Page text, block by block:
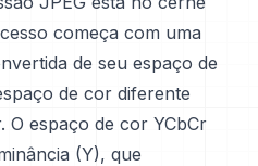
começa com uma
de seu espaço de
de cor diferente
O espaço de cor YCbCr
(Y), que